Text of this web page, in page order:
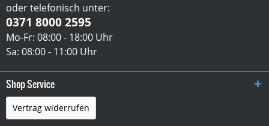
oder telefonisch unter:
0371 8000 2595
Mo-Fr: 08:00 - 18:00 Uhr
Sa: 08:00 - 11:00 Uhr
Shop Service
Vertrag widerrufen